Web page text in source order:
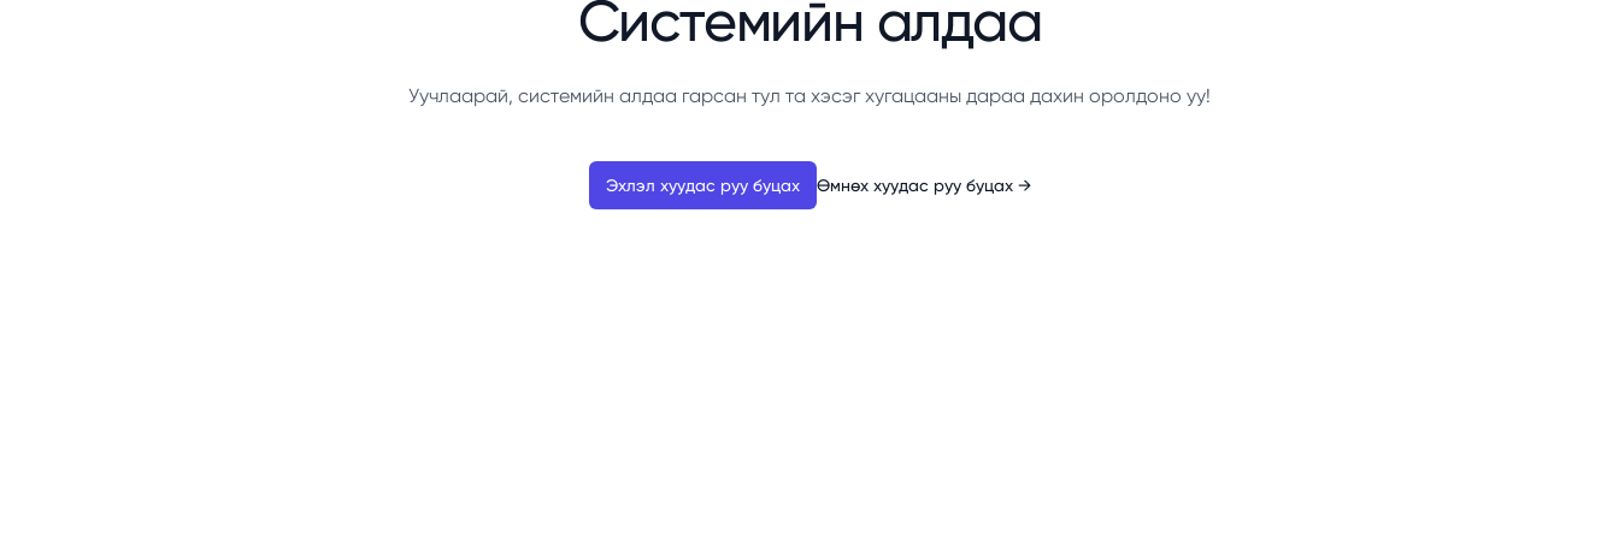
Системийн алдаа
Уучлаарай, системийн алдаа гарсан тул та хэсэг хугацааны дараа дахин оролдоно уу!
Эхлэл хуудас руу буцах Өмнөх хуудас руу буцах →